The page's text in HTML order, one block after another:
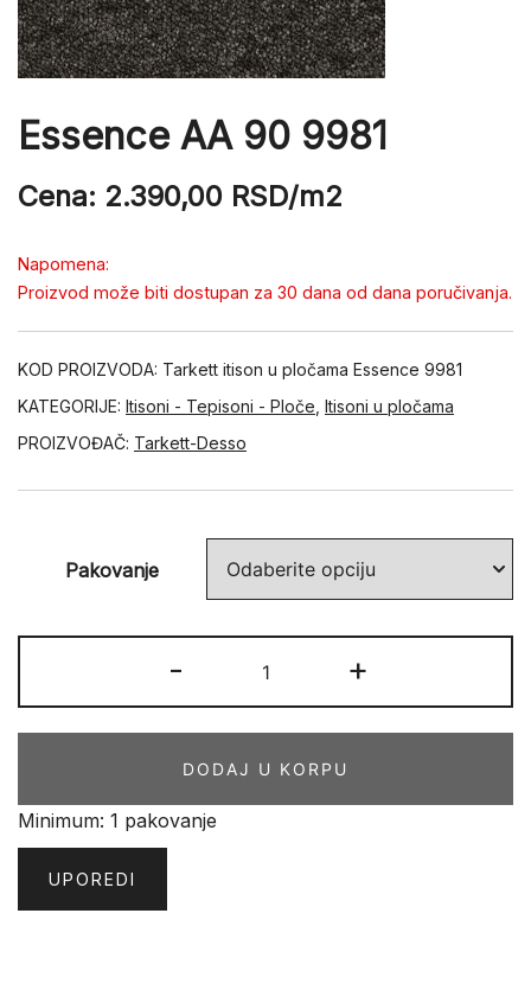
Essence AA 90 9981
Cena: 2.390,00 RSD/m2
Napomena:
Proizvod može biti dostupan za 30 dana od dana poručivanja.
KOD PROIZVODA: Tarkett itison u pločama Essence 9981
KATEGORIJE: Itisoni - Tepisoni - Ploče Itisoni u pločama
PROIZVOĐAČ: Tarkett-Desso
Pakovanje
-
AA
90
količina
+
DODAJ U KORPU
Minimum: 1 pakovanje
UPOREDI